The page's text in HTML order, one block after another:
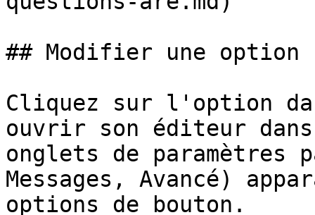
## Modifier une option
Cliquez sur l'option
ouvrir son éditeur
onglets de paramètres
Messages, Avancé)
options de bouton.